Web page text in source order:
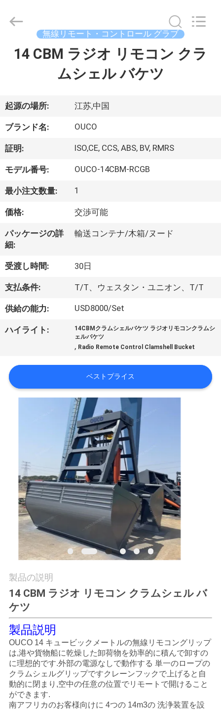
製
品
ビ
デ
VR
シ
ョ
ー
わ
し
た
ア
ー
品
質
管
理
2020
INTERNATIONAL
無線リモート・コントロール グラブ
14 CBM ラジオ リモコン クラ
ムシェル バケツ
起源の場所: 江苏,中国
ブランド名: OUCO
証明: ISO,CE, CCS, ABS, BV, RMRS
モデル番号: OUCO-14CBM-RCGB
最小注文数量: 1
価格: 交渉可能
パッケージの詳
細:
輸送コンテナ/木箱/ヌード
受渡し時間: 30日
支払条件: T/T、ウェスタン・ユニオン、T/T
供給の能力: USD8000/Set
ハイライト:
14CBMクラムシェルバケツ ラジオリモコンクラムシ
ェルバケツ
, Radio Remote Control Clamshell Bucket
ベストプライス
製品の説明
14 CBM ラジオ リモコン クラムシェル バ
ケツ
製品説明
OUCO 14 キュービックメートルの無線リモコングリップ
は,港や貨物船に乾燥した卸荷物を効率的に積んで卸すの
に理想的です.外部の電源なしで動作する 単一のロープの
クラムシェルグリップですクレーンフックで上げると自
動的に閉まり,空中の任意の位置でリモートで開けること
ができます.
南アフリカのお客様向けに 4つの 14m3の 洗浄装置を設